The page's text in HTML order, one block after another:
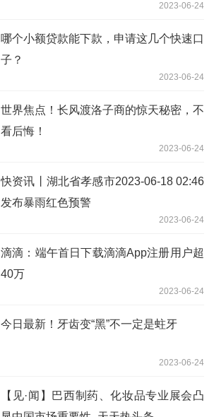
2023-06-24
哪个小额贷款能下款，申请这几个快速口
子？
2023-06-24
世界焦点！长风渡洛子商的惊天秘密，不
看后悔！
2023-06-24
快资讯丨湖北省孝感市2023-06-18 02:46
发布暴雨红色预警
2023-06-24
滴滴：端午首日下载滴滴App注册用户超
40万
2023-06-24
今日最新！牙齿变“黑”不一定是蛀牙
2023-06-24
【见·闻】巴西制药、化妆品专业展会凸